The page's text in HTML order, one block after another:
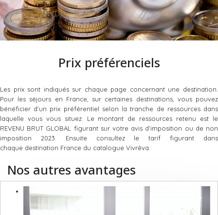
Prix préférenciels
Les prix sont indiqués sur chaque page concernant une destination.
Pour les séjours en France, sur certaines destinations, vous pouvez
bénéficier d’un prix préférentiel selon la tranche de ressources dans
laquelle vous vous situez. Le montant de ressources retenu est le
REVENU BRUT GLOBAL figurant sur votre avis d’imposition ou de non
imposition 2023. Ensuite consultez le tarif figurant dans
chaque destination France du catalogue Vivrêva.
Nos autres avantages